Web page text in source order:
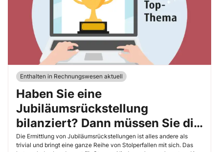
Enthalten in Rechnungswesen aktuell
Haben Sie eine
Jubiläumsrückstellung
bilanziert? Dann müssen Sie die
Inhalte dieser neuen
Die Ermittlung von Jubiläumsrückstellungen ist alles andere als
trivial und bringt eine ganze Reihe von Stolperfallen mit sich. Das